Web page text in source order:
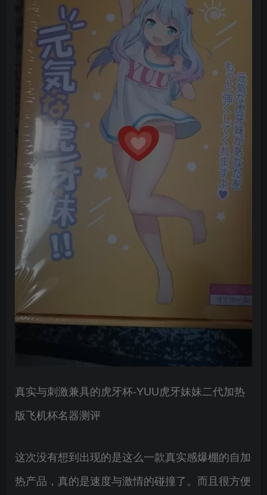
真实与刺激兼具的虎牙杯-YUU虎牙妹妹二代加热
版飞机杯名器测评
这次没有想到出现的是这么一款真实感爆棚的自加
热产品，真的是速度与激情的碰撞了。而且很方便